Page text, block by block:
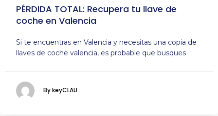
PÉRDIDA TOTAL: Recupera tu llave de
coche en Valencia
Si te encuentras en Valencia y necesitas una copia de
llaves de coche valencia, es probable que busques
By keyCLAU